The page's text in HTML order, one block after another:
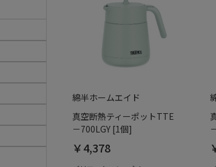
綿半ホームエイド
真空断熱ティーポットTTE
－700LGY [1個]
￥4,378